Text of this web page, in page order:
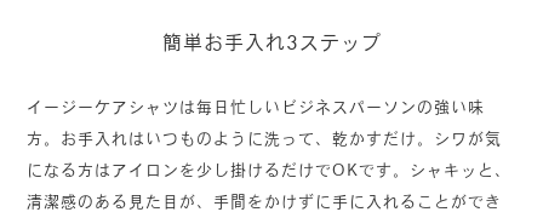
簡単お手入れ3 ステップ
イージーケアシャツは毎日忙しいビジネスパーソンの強い味
方。お手入れはいつものように洗って、乾かすだけ。シワが気
になる方はアイロンを少し掛けるだけでOKです。シャキッと、
清潔感のある見た目が、手間をかけずに手に入れることができ